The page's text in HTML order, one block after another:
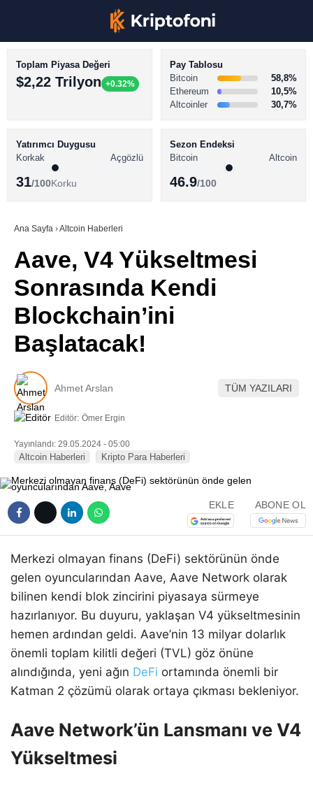
Youtube
BİTCOİN HABERLERİ
ALTCOİN HABERLERİ
SÖZLÜK
Toplam Piyasa Değeri
$2,22 Trilyon +0.32%
Pay Tablosu
Bitcoin
58,8%
Ethereum
10,5%
Altcoinler
30,7%
Yatırımcı Duygusu
Korkak
Açgözlü
31/100Korku
Sezon Endeksi
Bitcoin
Altcoin
46.9/100
Ana Sayfa ›Altcoin Haberleri
Aave, V4 Yükseltmesi
Sonrasında Kendi
Blockchain’ini
Başlatacak!
Ahmet Arslan TÜM YAZILARI
Editör: Ömer Ergin
Yayınlandı: 29.05.2024 - 05:00
Altcoin Haberleri Kripto Para Haberleri
EKLE ABONE OL
Merkezi olmayan finans (DeFi) sektörünün önde
gelen oyuncularından Aave, Aave Network olarak
bilinen kendi blok zincirini piyasaya sürmeye
hazırlanıyor. Bu duyuru, yaklaşan V4 yükseltmesinin
hemen ardından geldi. Aave’nin 13 milyar dolarlık
önemli toplam kilitli değeri (TVL) göz önüne
alındığında, yeni ağın DeFi ortamında önemli bir
Katman 2 çözümü olarak ortaya çıkması bekleniyor.
Aave Network’ün Lansmanı ve V4
Yükseltmesi